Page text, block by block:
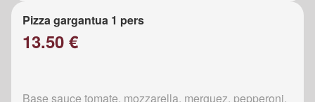
Pizza gargantua 1 pers
13.50 €
Base sauce tomate, mozzarella, merguez, pepperoni,